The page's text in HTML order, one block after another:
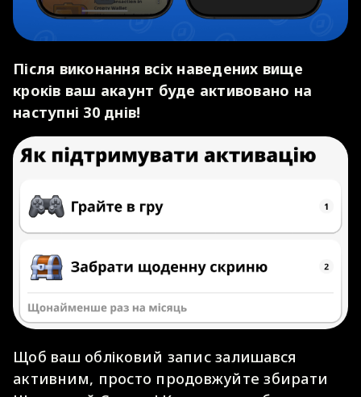
Після виконання всіх наведених вище
кроків ваш акаунт буде активовано на
наступні 30 днів!
Щоб ваш обліковий запис залишався
активним, просто продовжуйте збирати